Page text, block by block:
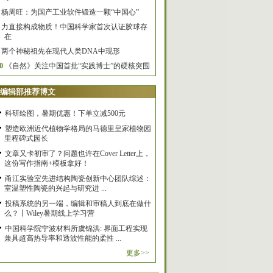
杨周旺：为国产工业软件锻造一颗“中国心”
力直接构成物质！中国科学家首次认证胶球存
在
两个神秘祖先在现代人类DNA中现形
《自然》关注中国首批“实践博士”的硬核突围
编辑部推荐博文
科研绘图，暑期优惠！下单立减500元
塑造欧洲近代植物学格局的马德里皇家植物园
里程碑式园长
文章又卡初审了？问题也许在Cover Letter上，
这份写作指南+模板拿好！
甬江实验室先进结构陶瓷创新中心团队综述：
室温塑性陶瓷的兴起与研究进 ...
投稿系统的另一端，编辑和审稿人到底在做什
么？丨Wiley暑期线上学习营
中国科学院宁波材料所虞锦洪: 界面工程实现
兼具超高热导率和透波性能的柔性 ...
更多>>